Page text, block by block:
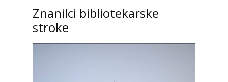
Znanilci bibliotekarske
stroke